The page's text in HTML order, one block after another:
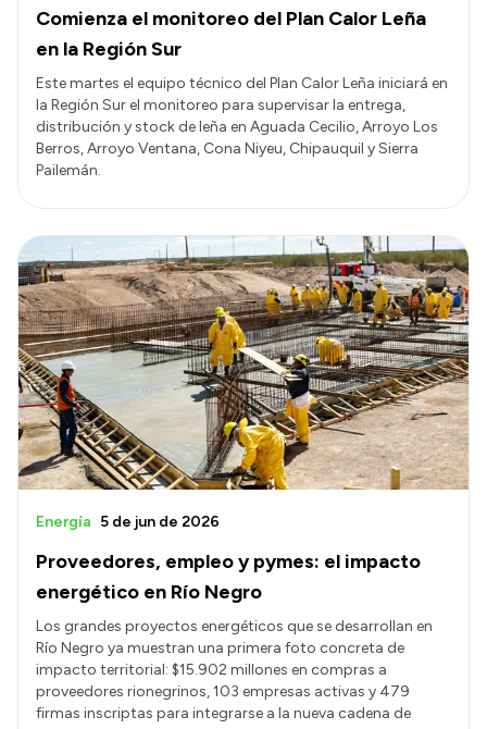
Comienza el monitoreo del Plan Calor Leña
en la Región Sur
Este martes el equipo técnico del Plan Calor Leña iniciará en
la Región Sur el monitoreo para supervisar la entrega,
distribución y stock de leña en Aguada Cecilio, Arroyo Los
Berros, Arroyo Ventana, Cona Niyeu, Chipauquil y Sierra
Pailemán.
Proveedores, empleo y pymes: el impacto
energético en Río Negro
Energía 5 de jun de 2026
Los grandes proyectos energéticos que se desarrollan en
Río Negro ya muestran una primera foto concreta de
impacto territorial: $15.902 millones en compras a
proveedores rionegrinos, 103 empresas activas y 479
firmas inscriptas para integrarse a la nueva cadena de